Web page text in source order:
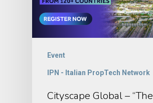
Event
IPN - Italian PropTech Network
Cityscape Global – “The